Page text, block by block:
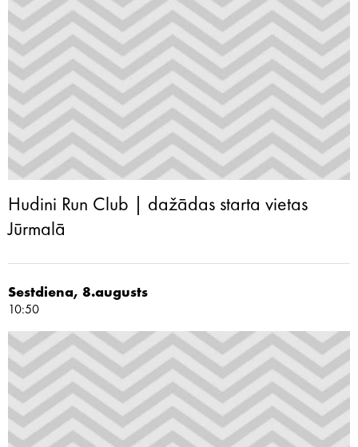
Hudini Run Club | dažādas starta vietas
Jūrmalā
Sestdiena, 8.augusts
10:50